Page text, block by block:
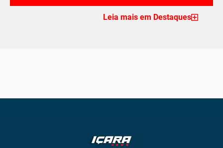
Leia mais em Destaques